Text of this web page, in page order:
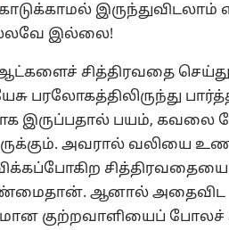
இருந்துவிடலாம்
இல்லை!
சித்திரவதை செய்து
இருப்பதால் பயம்,
அவரால் வலியை உணர
ஆனால் அதைவிட
குற்றவாளியைப்